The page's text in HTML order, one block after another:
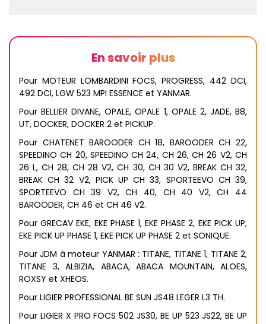
En savoir plus
Pour MOTEUR LOMBARDINI FOCS, PROGRESS, 442 DCI,
492 DCI, LGW 523 MPI ESSENCE et YANMAR.
Pour BELLIER DIVANE, OPALE, OPALE 1, OPALE 2, JADE, B8,
UT, DOCKER, DOCKER 2 et PICKUP.
Pour CHATENET BAROODER CH 18, BAROODER CH 22,
SPEEDINO CH 20, SPEEDINO CH 24, CH 26, CH 26 V2, CH
26 L, CH 28, CH 28 V2, CH 30, CH 30 V2, BREAK CH 32,
BREAK CH 32 V2, PICK UP CH 33, SPORTEEVO CH 39,
SPORTEEVO CH 39 V2, CH 40, CH 40 V2, CH 44
BAROODER, CH 46 et CH 46 V2.
Pour GRECAV EKE, EKE PHASE 1, EKE PHASE 2, EKE PICK UP,
EKE PICK UP PHASE 1, EKE PICK UP PHASE 2 et SONIQUE.
Pour JDM à moteur YANMAR : TITANE, TITANE 1, TITANE 2,
TITANE 3, ALBIZIA, ABACA, ABACA MOUNTAIN, ALOES,
ROXSY et XHEOS.
Pour LIGIER PROFESSIONAL BE SUN JS48 LEGER L3 TH.
Pour LIGIER X PRO FOCS 502 JS30, BE UP 523 JS22, BE UP